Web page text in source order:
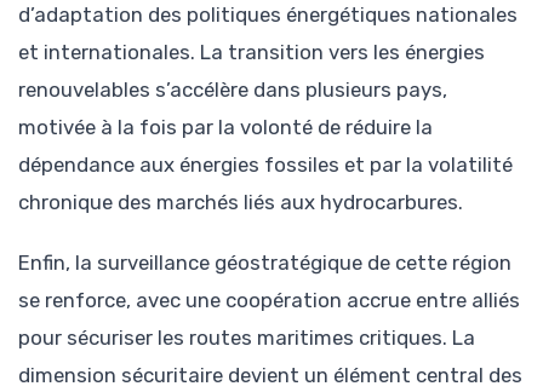
d’adaptation des politiques énergétiques nationales
et internationales. La transition vers les énergies
renouvelables s’accélère dans plusieurs pays,
motivée à la fois par la volonté de réduire la
dépendance aux énergies fossiles et par la volatilité
chronique des marchés liés aux hydrocarbures.
Enfin, la surveillance géostratégique de cette région
se renforce, avec une coopération accrue entre alliés
pour sécuriser les routes maritimes critiques. La
dimension sécuritaire devient un élément central des